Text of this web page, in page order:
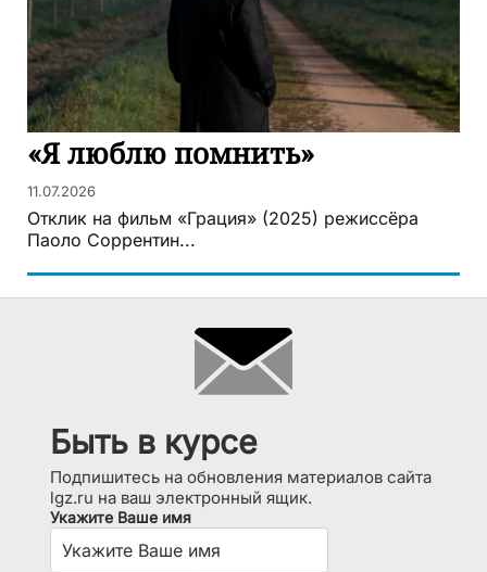
«Я люблю помнить»
11.07.2026
Отклик на фильм «Грация» (2025) режиссёра
Паоло Соррентин...
Быть в курсе
Подпишитесь на обновления материалов сайта
lgz.ru на ваш электронный ящик.
Укажите Ваше имя